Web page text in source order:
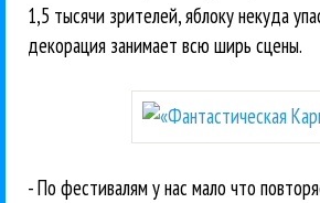
1,5 тысячи зрителей, яблоку некуда
декорация занимает всю ширь сцены.
- По фестивалям у нас мало что